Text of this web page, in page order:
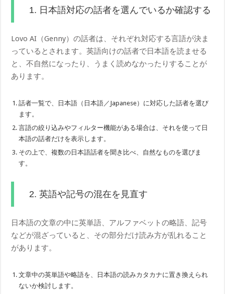
1. 日本語対応の話者を選んでいるか確認する
Lovo AI（Genny）の話者は、それぞれ対応する言語が決ま
っているとされます。英語向けの話者で日本語を読ませる
と、不自然になったり、うまく読めなかったりすることが
あります。
話者一覧で、日本語（日本語／Japanese）に対応した話者を選び
ます。
言語の絞り込みやフィルター機能がある場合は、それを使って日
本語の話者だけを表示します。
その上で、複数の日本語話者を聞き比べ、自然なものを選びま
す。
2. 英語や記号の混在を見直す
日本語の文章の中に英単語、アルファベットの略語、記号
などが混ざっていると、その部分だけ読み方が乱れること
があります。
文章中の英単語や略語を、日本語の読みカタカナに置き換えられ
ないか検討します。